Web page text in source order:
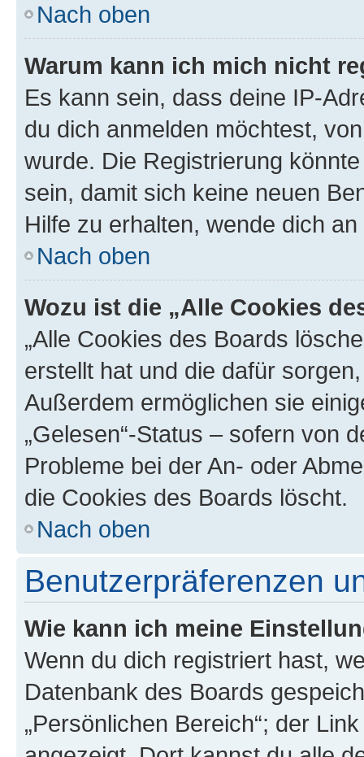
Nach oben
Warum kann ich mich nicht
Es kann sein, dass deine IP-
du dich anmelden möchtest,
wurde. Die Registrierung
sein, damit sich keine neuen
Hilfe zu erhalten, wende dich
Nach oben
Wozu ist die „Alle Cookies
„Alle Cookies des Boards
erstellt hat und die dafür
Außerdem ermöglichen sie
„Gelesen“-Status – sofern von
Probleme bei der An- oder
die Cookies des Boards löscht.
Nach oben
Benutzerpräferenzen
Wie kann ich meine
Wenn du dich registriert hast,
Datenbank des Boards
„Persönlichen Bereich“; der